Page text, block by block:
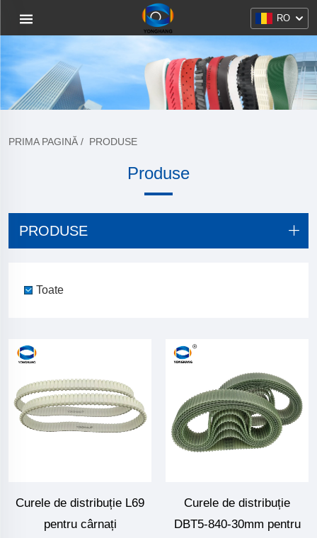
RO
PRIMA PAGINĂ / PRODUSE
Produse
PRODUSE
Toate
Curele de distribuție L69
pentru cârnați
Curele de distribuție
DBT5-840-30mm pentru